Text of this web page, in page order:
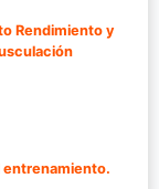
Rendimiento y
entrenamiento.